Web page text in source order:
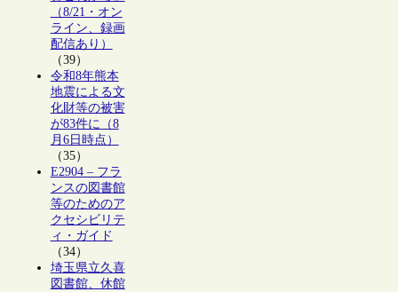
（8/21・オン
ライン、録画
配信あり）
（39）
令和8年熊本
地震による文
化財等の被害
が83件に（8
月6日時点）
（35）
E2904 – フラ
ンスの図書館
等のためのア
クセシビリテ
ィ・ガイド
（34）
埼玉県立久喜
図書館、休館